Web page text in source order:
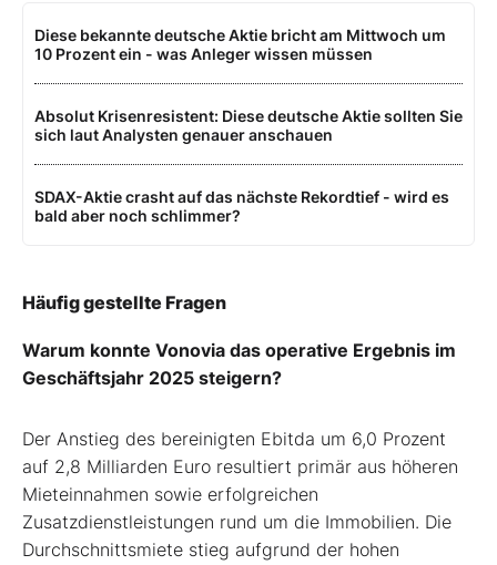
Diese bekannte deutsche Aktie bricht am Mittwoch um
10 Prozent ein - was Anleger wissen müssen
Absolut Krisenresistent: Diese deutsche Aktie sollten Sie
sich laut Analysten genauer anschauen
SDAX-Aktie crasht auf das nächste Rekordtief - wird es
bald aber noch schlimmer?
Häufig gestellte Fragen
Warum konnte Vonovia das operative Ergebnis im
Geschäftsjahr 2025 steigern?
Der Anstieg des bereinigten Ebitda um 6,0 Prozent
auf 2,8 Milliarden Euro resultiert primär aus höheren
Mieteinnahmen sowie erfolgreichen
Zusatzdienstleistungen rund um die Immobilien. Die
Durchschnittsmiete stieg aufgrund der hohen